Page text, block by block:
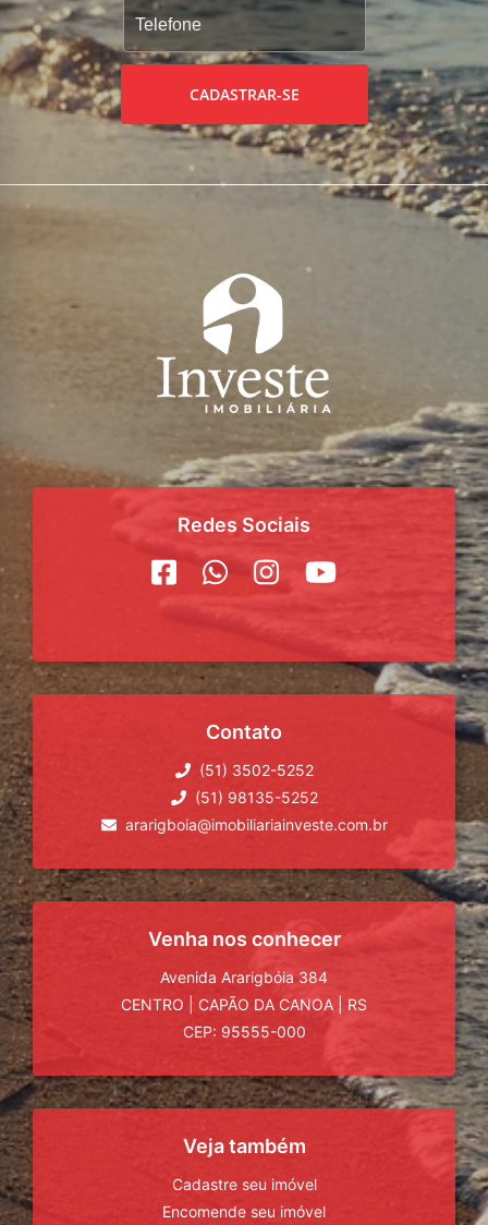
CADASTRAR-SE
Redes Sociais
Contato
(51) 3502-5252
(51) 98135-5252
ararigboia@imobiliariainveste.com.br
Venha nos conhecer
Avenida Ararigbóia 384
CENTRO
CAPÃO DA CANOA
RS
CEP: 95555-000
Veja também
Cadastre seu imóvel
Encomende seu imóvel